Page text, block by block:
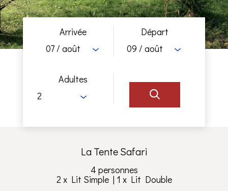
Arrivée
07/ août
Départ
09 / août
Adultes
La Tente Safari
4 personnes
2 x Lit Simple| 1 x Lit Double